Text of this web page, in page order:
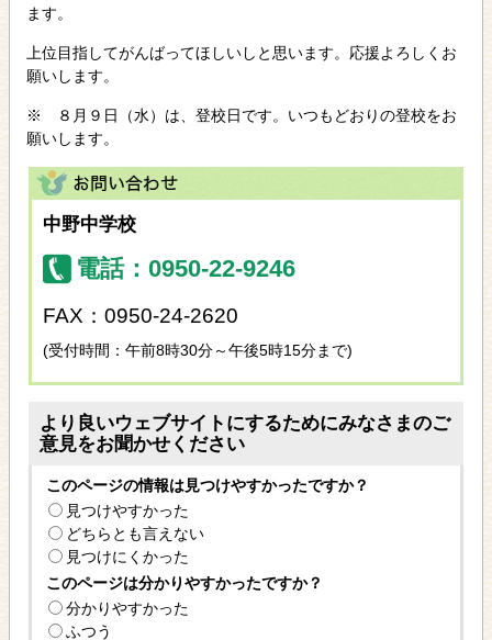
ます。
上位目指してがんばってほしいしと思います。応援よろしくお
願いします。
※ ８月９日（水）は、登校日です。いつもどおりの登校をお
願いします。
中野中学校
電話：0950-22-9246
FAX：0950-24-2620
(受付時間：午前8時30分～午後5時15分まで)
より良いウェブサイトにするためにみなさまのご
意見をお聞かせください
このページの情報は見つけやすかったですか？
見つけやすかった
どちらとも言えない
見つけにくかった
このページは分かりやすかったですか？
分かりやすかった
ふつう